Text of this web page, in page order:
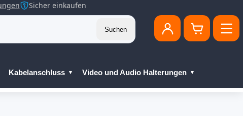
Sicher einkaufen
Suchen
Kabelanschluss Video und Audio Halterungen